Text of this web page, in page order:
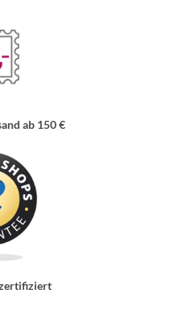
ab 150 €